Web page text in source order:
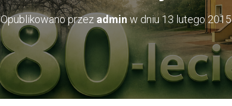
Opublikowano przez admin w dniu13 lutego 2015